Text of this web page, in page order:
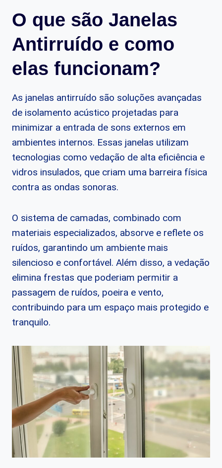
O que são Janelas
Antirruído e como
elas funcionam?
As janelas antirruído são soluções avançadas
de isolamento acústico projetadas para
minimizar a entrada de sons externos em
ambientes internos. Essas janelas utilizam
tecnologias como vedação de alta eficiência e
vidros insulados, que criam uma barreira física
contra as ondas sonoras.
O sistema de camadas, combinado com
materiais especializados, absorve e reflete os
ruídos, garantindo um ambiente mais
silencioso e confortável. Além disso, a vedação
elimina frestas que poderiam permitir a
passagem de ruídos, poeira e vento,
contribuindo para um espaço mais protegido e
tranquilo.